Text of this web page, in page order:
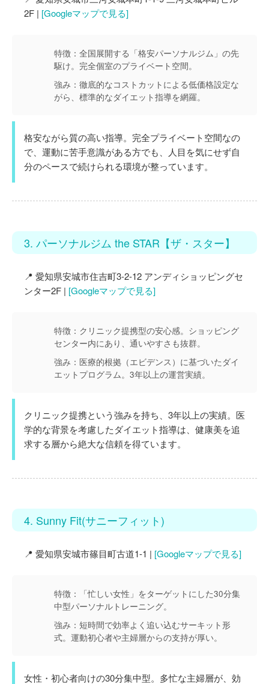
2F | [Googleマップで見る]
特徴： 全国展開する「格安パーソナルジム」の先
駆け。完全個室のプライベート空間。
強み： 徹底的なコストカットによる低価格設定な
がら、標準的なダイエット指導を網羅。
格安ながら質の高い指導。完全プライベート空間なの
で、運動に苦手意識がある方でも、人目を気にせず自
分のペースで続けられる環境が整っています。
3. パーソナルジム the STAR【ザ・スター】
📍 愛知県安城市住吉町3-2-12 アンディショッピングセ
ンター2F | [Googleマップで見る]
特徴： クリニック提携型の安心感。ショッピング
センター内にあり、通いやすさも抜群。
強み： 医療的根拠（エビデンス）に基づいたダイ
エットプログラム。3年以上の運営実績。
クリニック提携という強みを持ち、3年以上の実績。医
学的な背景を考慮したダイエット指導は、健康美を追
求する層から絶大な信頼を得ています。
4. Sunny Fit(サニーフィット)
📍 愛知県安城市篠目町古道1-1 | [Googleマップで見る]
特徴：
「忙しい女性」をターゲットにした30分集
中型パーソナルトレーニング。
強み： 短時間で効率よく追い込むサーキット形
式。運動初心者や主婦層からの支持が厚い。
女性・初心者向けの30分集中型。多忙な主婦層が、効